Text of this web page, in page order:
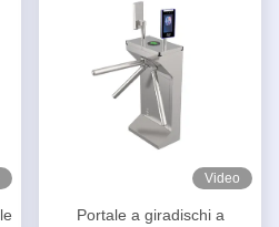
Video
Portale a giradischi a